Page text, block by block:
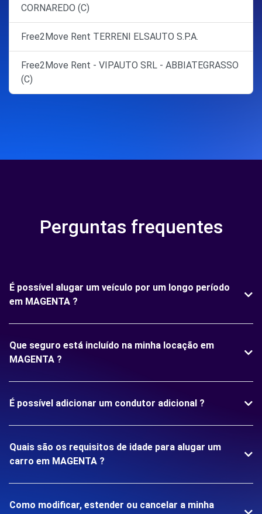
CORNAREDO (C)
Free2Move Rent TERRENI ELSAUTO S.P.A.
Free2Move Rent - VIPAUTO SRL - ABBIATEGRASSO
(C)
Perguntas frequentes
É possível alugar um veículo por um longo período
em MAGENTA ?
Que seguro está incluído na minha locação em
MAGENTA ?
É possível adicionar um condutor adicional ?
Quais são os requisitos de idade para alugar um
carro em MAGENTA ?
Como modificar, estender ou cancelar a minha